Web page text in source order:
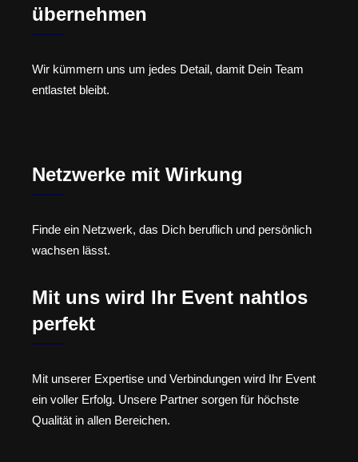
übernehmen
Wir kümmern uns um jedes Detail, damit Dein Team
entlastet bleibt.
Netzwerke mit Wirkung
Finde ein Netzwerk, das Dich beruflich und persönlich
wachsen lässt.
Mit uns wird Ihr Event nahtlos
perfekt
Mit unserer Expertise und Verbindungen wird Ihr Event
ein voller Erfolg. Unsere Partner sorgen für höchste
Qualität in allen Bereichen.